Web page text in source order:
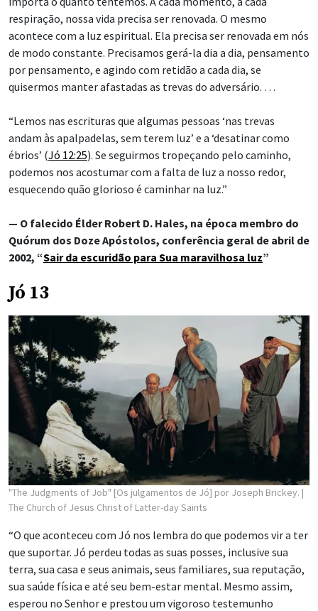
respiração, nossa vida precisa ser renovada. O mesmo
acontece com a luz espiritual. Ela precisa ser renovada em nós
de modo constante. Precisamos gerá-la dia a dia, pensamento
por pensamento, e agindo com retidão a cada dia, se
quisermos manter afastadas as trevas do adversário. …
“Lemos nas escrituras que algumas pessoas ‘nas trevas
andam às apalpadelas, sem terem luz’ e a ‘desatinar como
ébrios’ (Jó 12:25). Se seguirmos tropeçando pelo caminho,
podemos nos acostumar com a falta de luz a nosso redor,
esquecendo quão glorioso é caminhar na luz.”
— O falecido Élder Robert D. Hales, na época membro do
Quórum dos Doze Apóstolos, conferência geral de abril de
2002, “Sair da escuridão para Sua maravilhosa luz”
Jó 13
"The Judgments of Job" [Os julgamentos de Jó] por Joseph Brickey. |
The Church of Jesus Christ of Latter-day Saints
“O que aconteceu com Jó nos lembra do que podemos vir a ter
que suportar. Jó perdeu todas as suas posses, inclusive sua
terra, sua casa e seus animais, seus familiares, sua reputação,
sua saúde física e até seu bem-estar mental. Mesmo assim,
esperou no Senhor e prestou um vigoroso testemunho